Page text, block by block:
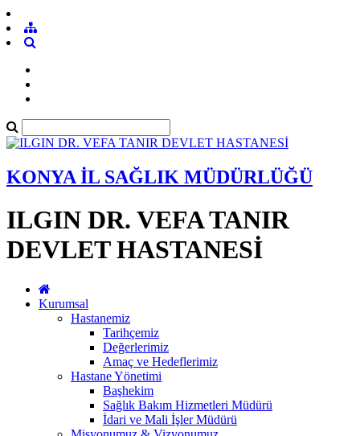
KONYA İL SAĞLIK MÜDÜRLÜĞÜ
ILGIN DR. VEFA TANIR
DEVLET HASTANESİ
Kurumsal
Hastanemiz
Tarihçemiz
Değerlerimiz
Amaç ve Hedeflerimiz
Hastane Yönetimi
Başhekim
Sağlık Bakım Hizmetleri Müdürü
İdari ve Mali İşler Müdürü